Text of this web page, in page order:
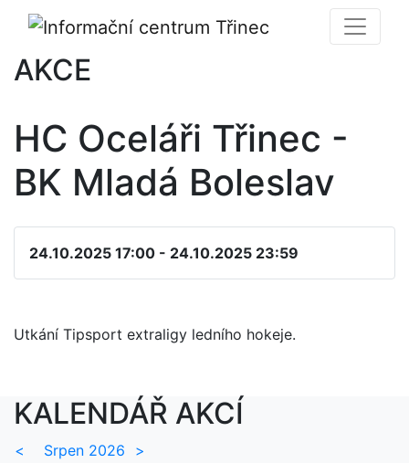
AKCE
HC Oceláři Třinec -
BK Mladá Boleslav
24.10.2025 17:00 - 24.10.2025 23:59
Utkání Tipsport extraligy ledního hokeje.
KALENDÁŘ AKCÍ
< Srpen 2026
>